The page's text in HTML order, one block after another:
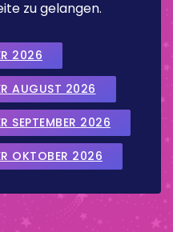
zu gelangen.
2026
AUGUST 2026
SEPTEMBER 2026
OKTOBER 2026